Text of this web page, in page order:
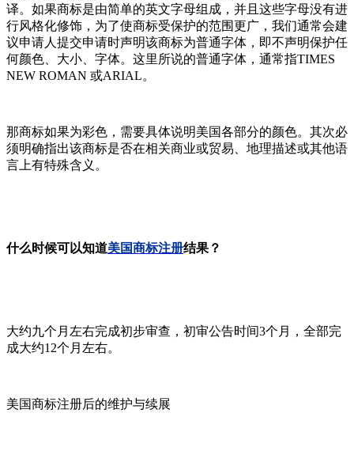
译。如果商标是由简单的英文字母组成，并且这些字母没有进
行风格化修饰，为了使商标受保护的范围更广，我们通常会建
议申请人提交申请时声明该商标为普通字体，即不声明保护任
何颜色、大小、字体。这里所说的普通字体，通常指TIMES
NEW ROMAN 或ARIAL。
那商标如果为彩色，需要具体说明美国各部分的颜色。其次必
须明确指出该商标是否在相关商业或贸易、地理描述或其他语
言上有特殊含义。
什么时候可以知道美国商标注册结果？
大约九个月左右完成初步审查，初审公告时间3个月，全部完
成大约12个月左右。
美国商标注册后的维护与续展